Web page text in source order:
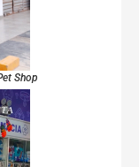
Shop